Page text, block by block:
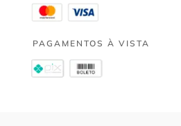
PAGAMENTOS À VISTA